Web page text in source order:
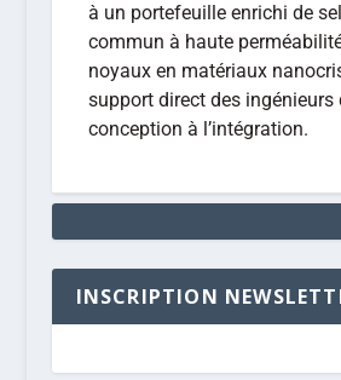
à un portefeuille enrichi de
commun à haute
noyaux en matériaux
support direct des ingénieurs
conception à l’intégration.
INSCRIPTION